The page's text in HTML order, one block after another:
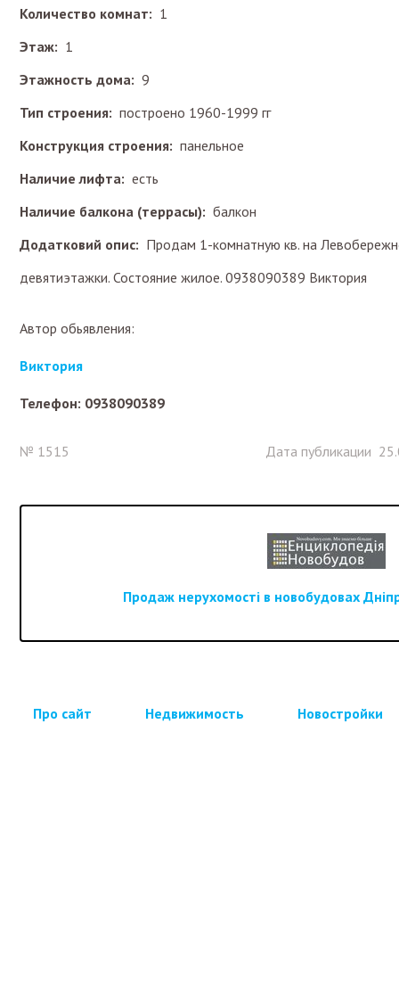
Количество комнат: 1
Этаж: 1
Этажность дома: 9
Тип строения: построено 1960-1999 гг
Конструкция строения: панельное
Наличие лифта: есть
Наличие балкона (террасы): балкон
Додатковий опис: Продам 1-комнатную кв. на
девятиэтажки. Состояние жилое. 0938090389 Виктория
Автор обьявления:
Виктория
Телефон: 0938090389
№ 1515 Дата публикации
Продаж нерухомості в новобудовах
Про сайт Недвижимость Новостройки